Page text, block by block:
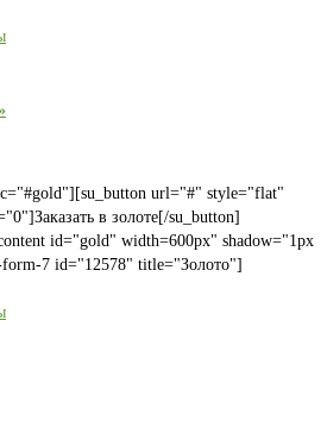
url="#" style="flat"
в золоте[/su_button]
id="gold" width=600px" shadow="1px
7 id="12578" title="Золото"]